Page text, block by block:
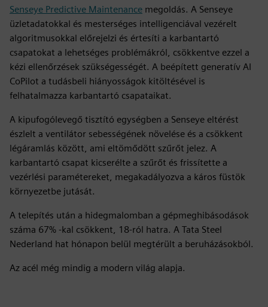
Senseye Predictive Maintenance megoldás. A Senseye
üzletadatokkal és mesterséges intelligenciával vezérelt
algoritmusokkal előrejelzi és értesíti a karbantartó
csapatokat a lehetséges problémákról, csökkentve ezzel a
kézi ellenőrzések szükségességét. A beépített generatív AI
CoPilot a tudásbeli hiányosságok kitöltésével is
felhatalmazza karbantartó csapataikat.
A kipufogólevegő tisztító egységben a Senseye eltérést
észlelt a ventilátor sebességének növelése és a csökkent
légáramlás között, ami eltömődött szűrőt jelez. A
karbantartó csapat kicserélte a szűrőt és frissítette a
vezérlési paramétereket, megakadályozva a káros füstök
környezetbe jutását.
A telepítés után a hidegmalomban a gépmeghibásodások
száma 67% -kal csökkent, 18-ról hatra. A Tata Steel
Nederland hat hónapon belül megtérült a beruházásokból.
Az acél még mindig a modern világ alapja.